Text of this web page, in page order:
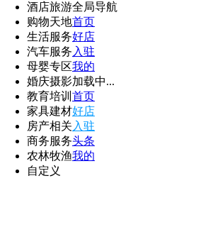
酒店旅游
购物天地
生活服务
汽车服务
母婴专区
婚庆摄影
教育培训
家具建材
房产相关
商务服务
农林牧渔
自定义
全局导航
首页
好店
入驻
我的
加载中...
首页
好店
入驻
头条
我的